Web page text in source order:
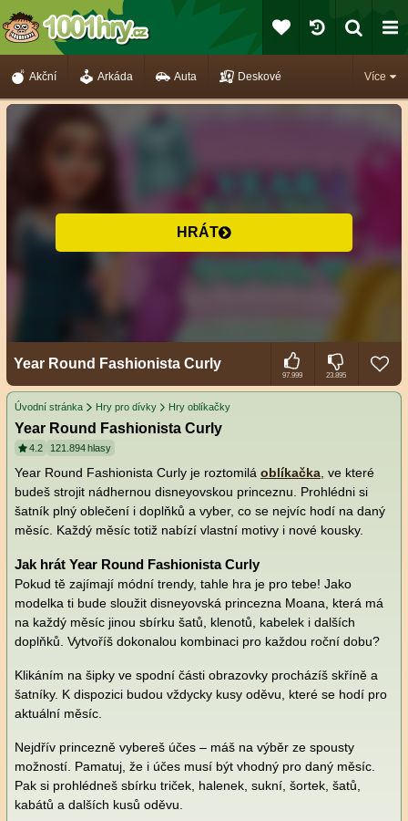
Více
Akční Arkáda Auta Deskové
HRÁT
Year Round Fashionista Curly
97.999 23.895
Úvodní stránka Hry pro dívky Hry oblíkačky
Year Round Fashionista Curly
4.2 121.894 hlasy
Year Round Fashionista Curly je roztomilá oblíkačka, ve které
budeš strojit nádhernou disneyovskou princeznu. Prohlédni si
šatník plný oblečení i doplňků a vyber, co se nejvíc hodí na daný
měsíc. Každý měsíc totiž nabízí vlastní motivy i nové kousky.
Jak hrát Year Round Fashionista Curly
Pokud tě zajímají módní trendy, tahle hra je pro tebe! Jako
modelka ti bude sloužit disneyovská princezna Moana, která má
na každý měsíc jinou sbírku šatů, klenotů, kabelek i dalších
doplňků. Vytvoříš dokonalou kombinaci pro každou roční dobu?
Klikáním na šipky ve spodní části obrazovky procházíš skříně a
šatníky. K dispozici budou vždycky kusy oděvu, které se hodí pro
aktuální měsíc.
Nejdřív princezně vybereš účes – máš na výběr ze spousty
možností. Pamatuj, že i účes musí být vhodný pro daný měsíc.
Pak si prohlédneš sbírku triček, halenek, sukní, šortek, šatů,
kabátů a dalších kusů oděvu.